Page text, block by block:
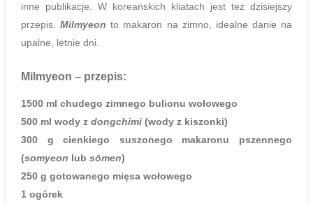
inne publikacje. W koreańskich kliatach jest też dzisiejszy
przepis.Milmyeon to makaron na zimno, idealne danie na
upalne, letnie dni.
Milmyeon – przepis:
1500 ml chudego zimnego bulionu wołowego
500 ml wody z dongchimi (wody z kiszonki)
300 g cienkiego suszonego makaronu pszennego
(somyeon lub sōmen)
250 g gotowanego mięsa wołowego
1 ogórek